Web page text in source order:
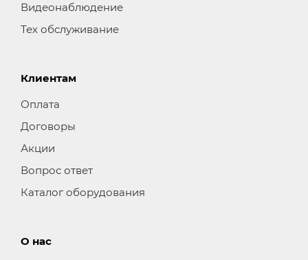
Видеонаблюдение
Тех обслуживание
Клиентам
Оплата
Договоры
Акции
Вопрос ответ
Каталог оборудования
О нас